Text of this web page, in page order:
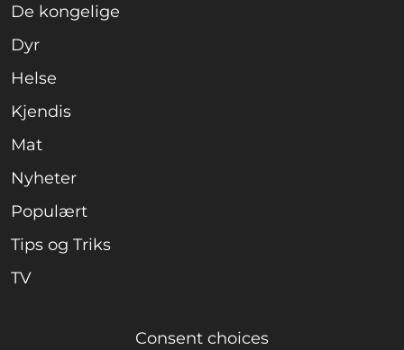
De kongelige
Dyr
Helse
Kjendis
Mat
Nyheter
Populært
Tips og Triks
TV
Consent choices